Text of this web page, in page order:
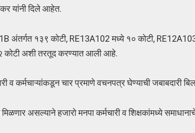
यांनी दिले आहेत.
अंतर्गत १३९ कोटी, RE13A102 मध्ये १० कोटी,
कोटी अशी तरतूद करण्यात आली आहे.
व कर्मचाऱ्यांकडून चार प्रमाणे वचनपत्र घेण्याची जबाबदारी
असल्याने हजारो मनपा कर्मचारी व शिक्षकांमध्ये